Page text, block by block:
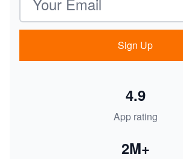
Sign Up
App rating
4.9
2M+